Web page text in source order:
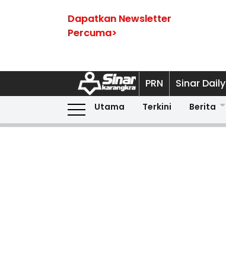
Dapatkan Newsletter
Percuma>
PRN Sinar Daily
Utama Terkini Berita